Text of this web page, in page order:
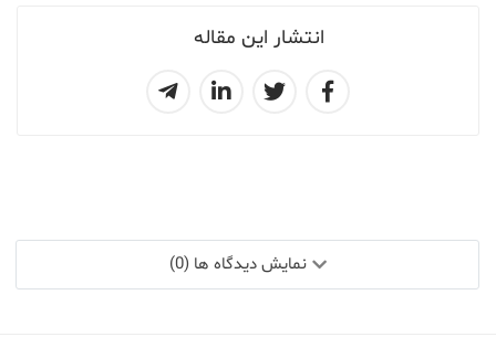
انتشار این مقاله
نمایش دیدگاه ها (0)